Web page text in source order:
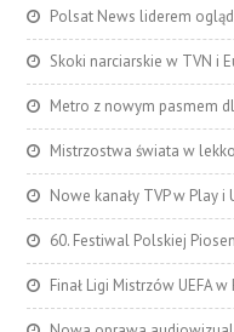
Polsat News liderem
Skoki narciarskie w TVN i
Metro z nowym pasmem
Mistrzostwa świata w
Nowe kanały TVP w Play i
60. Festiwal Polskiej
Finał Ligi Mistrzów UEFA